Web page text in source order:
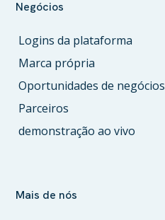
Negócios
Logins da plataforma
Marca própria
Oportunidades de negócios
Parceiros
demonstração ao vivo
Mais de nós